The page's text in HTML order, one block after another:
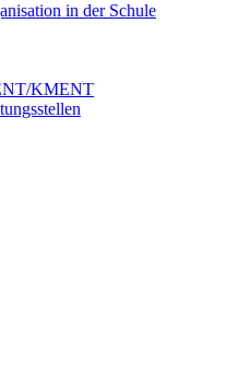
in der Schule
KMENT